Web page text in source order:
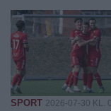
SPORT 2026-07-30 KL.